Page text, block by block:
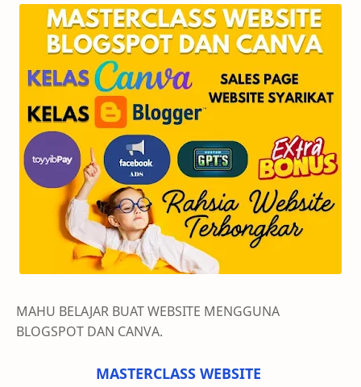
MAHU BELAJAR BUAT WEBSITE MENGGUNA
BLOGSPOT DAN CANVA.
MASTERCLASS WEBSITE